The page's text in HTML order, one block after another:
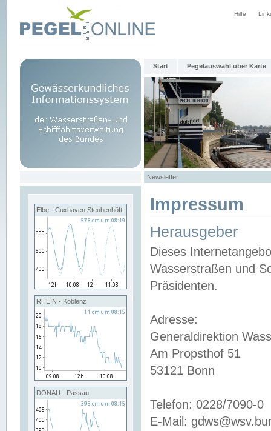
Hilfe
Start Pegelauswahl über Karte
Newsletter
Elbe - Cuxhaven Steubenhöft
RHEIN - Koblenz
DONAU - Passau
Impressum
Herausgeber
Dieses
Wasserstraßen und
Präsidenten.
Adresse:
Generaldirektion
Am Propsthof 51
53121 Bonn
Telefon: 0228/7090-0
E-Mail: